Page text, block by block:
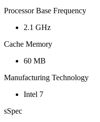
Processor Base Frequency
2.1 GHz
Cache Memory
60 MB
Manufacturing Technology
Intel 7
sSpec